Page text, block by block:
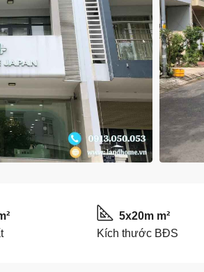
5x20m m²
Kích thước BĐS